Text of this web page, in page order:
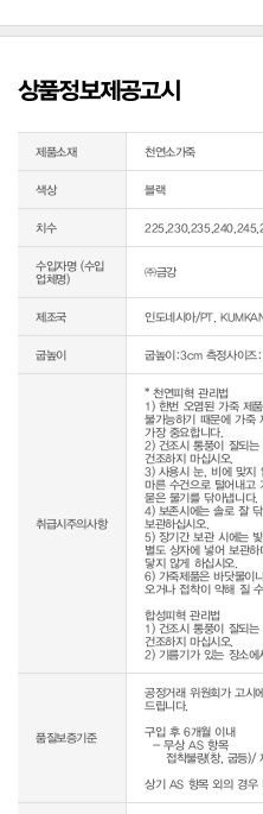
상품정보제공고시
제품소재 천연소가죽
색상 블랙
치수
수입자명 (수입
업체명)
㈜금강
제조국 인도네시아/PT.
굽높이 굽높이:3cm 측정사이
취급시주의사항
* 천연피혁 관리법
1) 한번 오염된 가죽 제
불가능하기 때문에 가죽
가장 중요합니다.
2) 건조시 통풍이 잘되는
건조하지 마십시오.
3) 사용시 눈, 비에 맞지
마른 수건으로 털어내고
묻은 물기를 닦아냅니다.
4) 보존시에는 솔로 잘
보관하십시오.
5) 장기간 보관 시에는
별도 상자에 넣어 보관
닿지 않게 하십시오.
6) 가죽제품은 바닷물이
오거나 접착이 약해 질
합성피혁 관리법
1) 건조시 통풍이 잘되
건조하지 마십시오.
2) 기름기가 있는 장소에
품질보증기준
공정거래 위원회가 고시
드립니다.
구입 후 6개월 이내
  - 무상 AS 항목
상기 AS 항목 외의 경우